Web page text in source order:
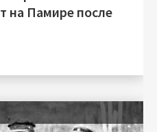
на Памире после